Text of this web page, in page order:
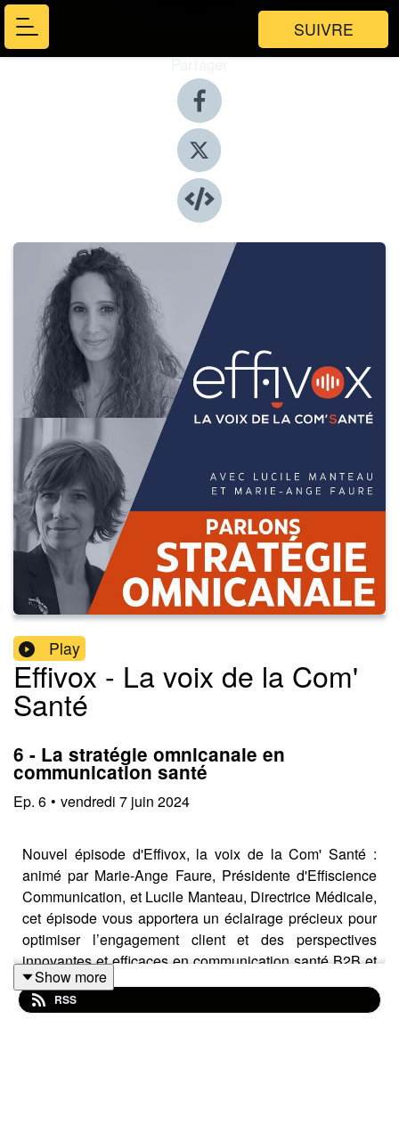
SUIVRE
Partager
Play
Effivox - La voix de la Com'
Santé
6 - La stratégie omnicanale en
communication santé
Ep. 6 • vendredi 7 juin 2024
Nouvel épisode d'Effivox, la voix de la Com' Santé :
animé par Marie-Ange Faure, Présidente d'Effiscience
Communication, et Lucile Manteau, Directrice Médicale,
cet épisode vous apportera un éclairage précieux pour
optimiser l’engagement client et des perspectives
innovantes et efficaces en communication santé B2B et
B2C.
Show more
RSS